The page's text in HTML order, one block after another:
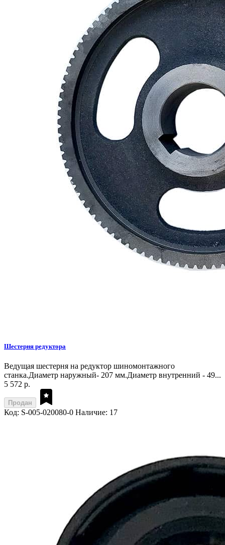
Шестерня редуктора
Ведущая шестерня на редуктор шиномонтажного
станка.Диаметр наружный- 207 мм.Диаметр внутренний - 49...
5 572 р.
Продан
Код: S-005-020080-0 Наличие: 17